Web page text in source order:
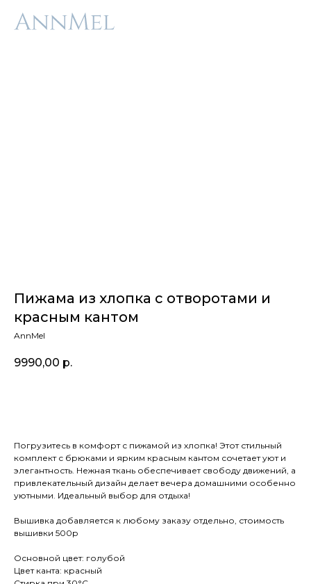
Пижама из хлопка с отворотами и
красным кантом
AnnMel
9990,00 р.
Погрузитесь в комфорт с пижамой из хлопка! Этот стильный
комплект с брюками и ярким красным кантом сочетает уют и
элегантность. Нежная ткань обеспечивает свободу движений, а
привлекательный дизайн делает вечера домашними особенно
уютными. Идеальный выбор для отдыха!
Вышивка добавляется к любому заказу отдельно, стоимость
вышивки 500р
Основной цвет: голубой
Цвет канта: красный